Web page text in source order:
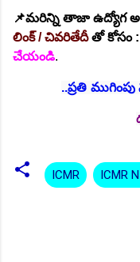
📌మరిన్ని తాజా ఉద్యోగ
లింక్ / చివరితేదీతోకోసం
చేయండి.
..ప్రతి
ICMR ICMR